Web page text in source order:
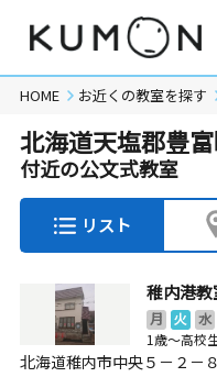
HOME お近くの教室を探す
北海道天塩郡豊
付近の公文式教室
リスト
稚内港教
月 火 水
1歳～高校
北海道稚内市中央５－２